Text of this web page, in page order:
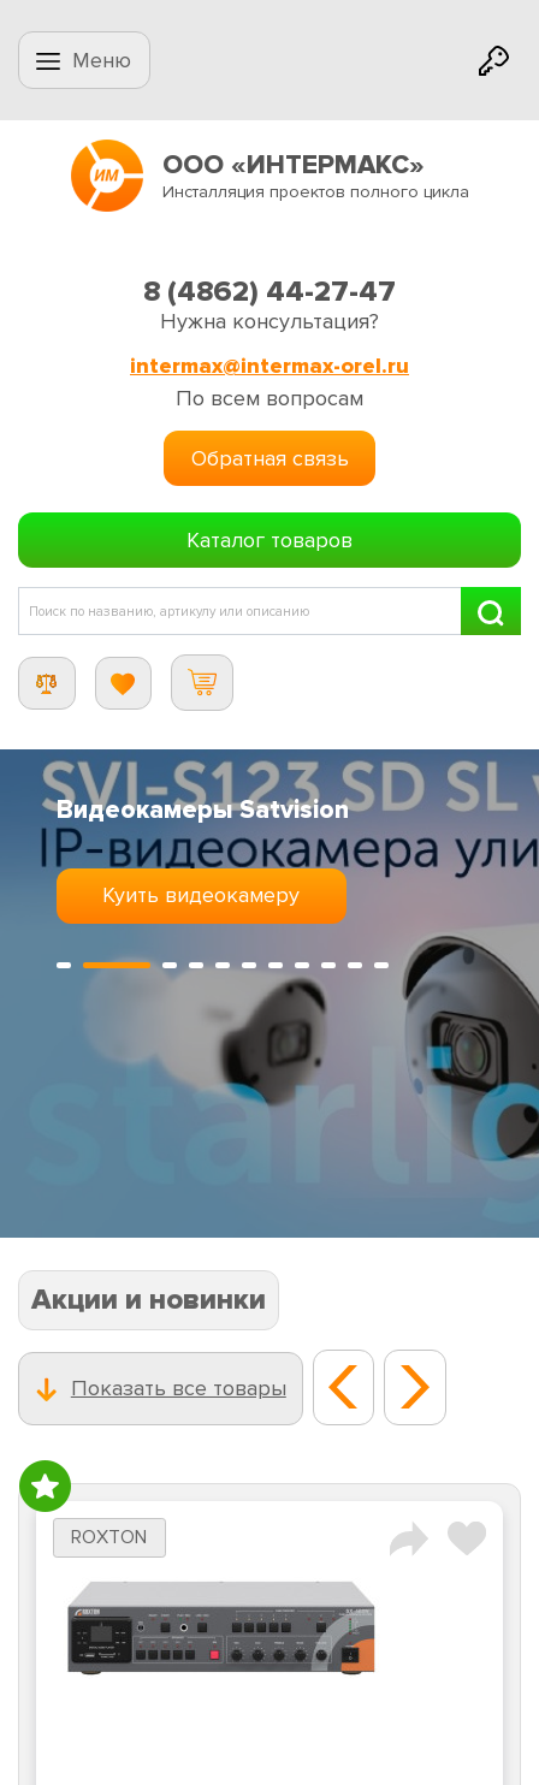
Меню
ООО «ИНТЕРМАКС»
Инсталляция проектов полного цикла
8 (4862) 44-27-47
Нужна консультация?
intermax@intermax-orel.ru
По всем вопросам
Обратная связь
Каталог товаров
Обновление линейки откатных
шлагбаумов
Шлагбаумы CARDDEX
Акции и новинки
Показать все товары
TLK